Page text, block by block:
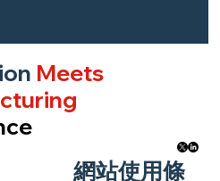
Meets
​網站使用條